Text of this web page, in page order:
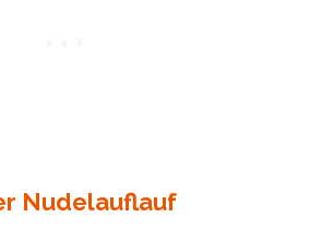
Nudelauflauf